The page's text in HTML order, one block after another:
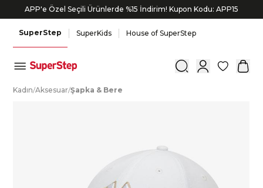
APP'e Özel Seçili Ürünlerde %15 İndirim! Kupon Kodu: APP15
SuperStep SuperKids House of SuperStep
0
Kadın/Aksesuar/Şapka & Bere